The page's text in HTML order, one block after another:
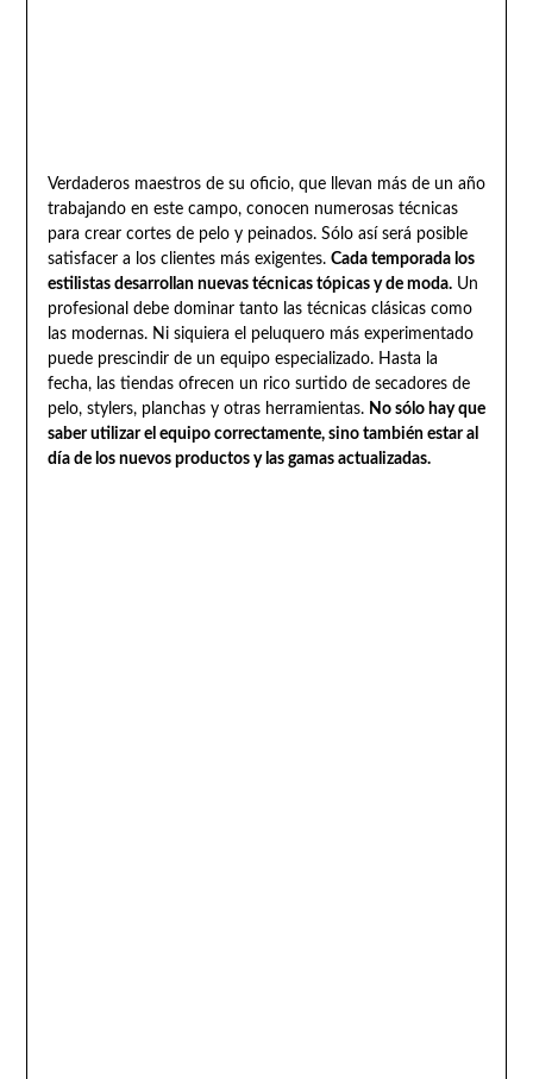
Verdaderos maestros de su oficio, que llevan más de un año
trabajando en este campo, conocen numerosas técnicas
para crear cortes de pelo y peinados. Sólo así será posible
satisfacer a los clientes más exigentes. Cada temporada los
estilistas desarrollan nuevas técnicas tópicas y de moda.Un
profesional debe dominar tanto las técnicas clásicas como
las modernas. Ni siquiera el peluquero más experimentado
puede prescindir de un equipo especializado. Hasta la
fecha, las tiendas ofrecen un rico surtido de secadores de
pelo, stylers, planchas y otras herramientas. No sólo hay que
saber utilizar el equipo correctamente, sino también estar al
día de los nuevos productos y las gamas actualizadas.